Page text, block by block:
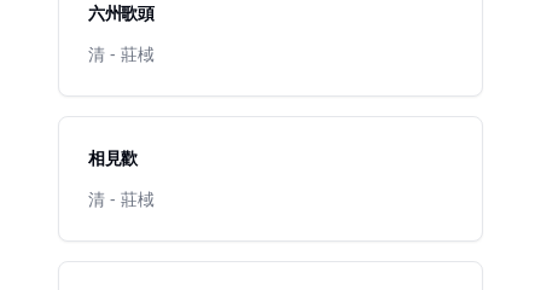
六州歌頭
清 - 莊棫
相見歡
清 - 莊棫